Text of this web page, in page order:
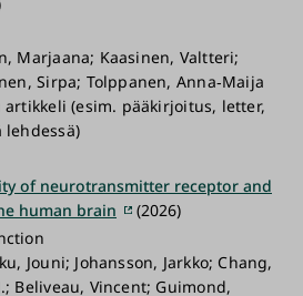
Marjaana; Kaasinen, Valtteri;
Sirpa; Tolppanen, Anna‐Maija
(esim. pääkirjoitus, letter,
lehdessä)
of neurotransmitter receptor and
human brain
(2026)
Jouni; Johansson, Jarkko; Chang,
Beliveau, Vincent; Guimond,